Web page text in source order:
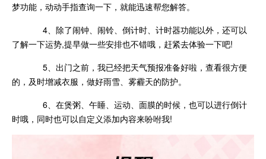
梦功能，动动手指查询一下，就能迅速帮您解答。
4、除了闹钟、闹铃、倒计时、计时器功能以外，还可以
了解一下运势,提早做一些安排也不错哦，赶紧去体验一下吧!
5、出门之前，我已经把天气预报准备好啦，查看很方便
的，及时增减衣服，做好雨雪、雾霾天的防护。
6、在煲粥、午睡、运动、面膜的时候，也可以进行倒计
时哦，同时也可以自定义添加内容来吩咐我!